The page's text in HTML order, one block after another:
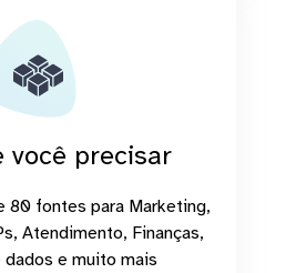
você precisar
80 fontes para Marketing,
Atendimento, Finanças,
dados e muito mais